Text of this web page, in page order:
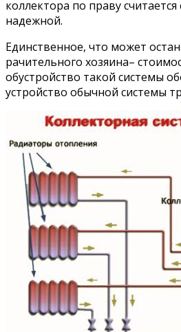
коллектора по праву
надежной.
Единственное, что может
рачительного хозяина–
обустройство такой системы
устройство обычной системы